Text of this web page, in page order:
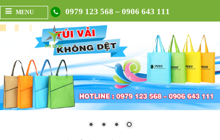
MENU 0979 123 568 – 0906 643 111